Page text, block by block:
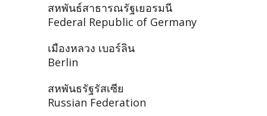
สหพันธ์สาธารณรัฐเยอรมนี
Federal Republic of Germany
เมืองหลวง เบอร์ลิน
Berlin
สหพันธรัฐรัสเซีย
Russian Federation